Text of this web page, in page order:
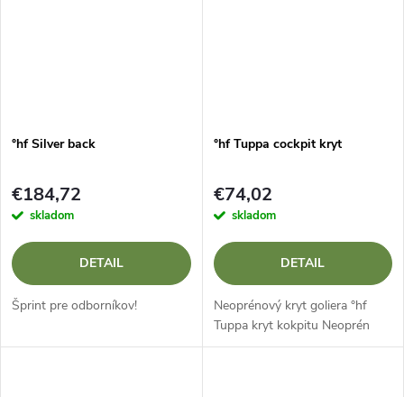
°hf Silver back
€184,72
skladom
DETAIL
Šprint pre odborníkov!
°hf Tuppa cockpit kryt
€74,02
skladom
DETAIL
Neoprénový kryt goliera °hf
Tuppa kryt kokpitu Neoprén